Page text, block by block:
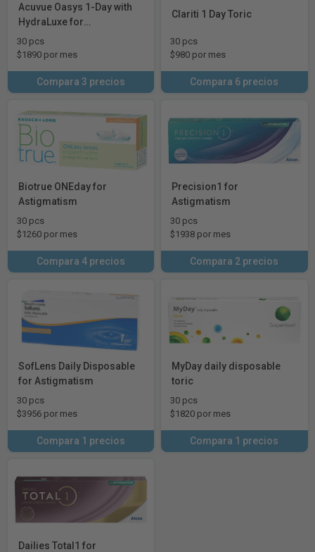
Acuvue Oasys 1-Day with
HydraLuxe for
Astigmatism
30 pcs
$1890 por mes
Compara 3 precios
Clariti 1 Day Toric
30 pcs
$980 por mes
Compara 6 precios
Biotrue ONEday for
Astigmatism
30 pcs
$1260 por mes
Compara 4 precios
Precision1 for
Astigmatism
30 pcs
$1938 por mes
Compara 2 precios
SofLens Daily Disposable
for Astigmatism
30 pcs
$3956 por mes
Compara 1 precios
MyDay daily disposable
toric
30 pcs
$1820 por mes
Compara 1 precios
Dailies Total1 for